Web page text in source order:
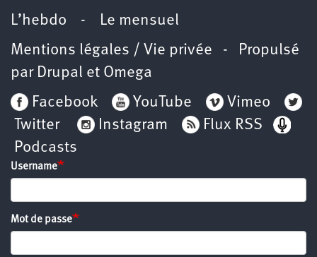
L’hebdo -
Le mensuel
Mentions légales / Vie privée - Propulsé
par Drupal et Omega
Facebook
YouTube
Vimeo
Twitter
Instagram
Flux RSS
Podcasts
Username
Mot de passe